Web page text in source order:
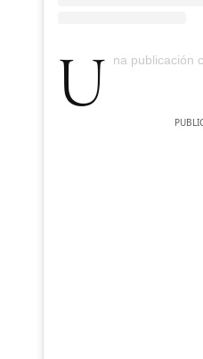
Una publicación